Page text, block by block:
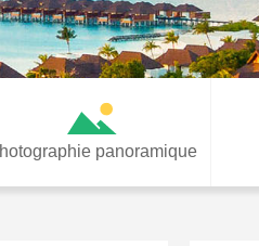
Photographie panoramique